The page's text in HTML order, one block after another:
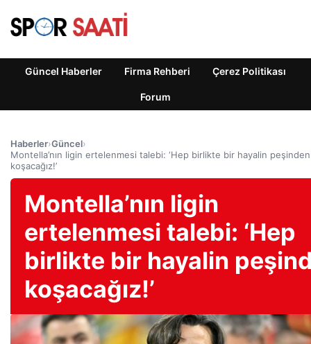
Güncel Haberler Firma Rehberi Çerez Politikası
Forum
Haberler›Güncel›
Montella’nın ligin ertelenmesi talebi: ‘Hep birlikte bir hayalin peşinden
koşacağız!’
Montella’nın ligin
ertelenmesi talebi: ‘Hep
birlikte bir hayalin
koşacağız!’